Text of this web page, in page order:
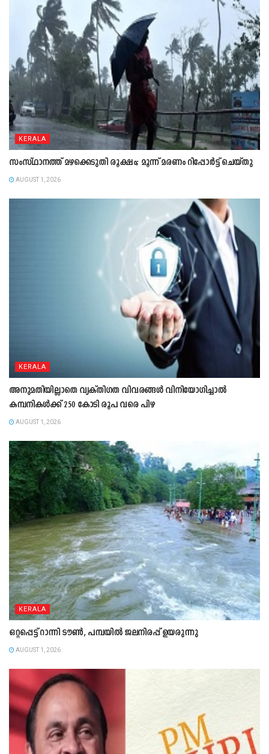
KERALA
സംസ്ഥാനത്ത് മഴക്കെടുതി രൂക്ഷം; മൂന്ന് മരണം റിപ്പോർട്ട് ചെയ്തു
AUGUST 1, 2026
KERALA
അനുമതിയില്ലാതെ വ്യക്തിഗത വിവരങ്ങൾ വിനിയോഗിച്ചാൽ
കമ്പനികൾക്ക് 250 കോടി രൂപ വരെ പിഴ
AUGUST 1, 2026
KERALA
ഒറ്റപ്പെട്ട് റാന്നി ടൗൺ, പമ്പയിൽ ജലനിരപ്പ് ഉയരുന്നു
AUGUST 1, 2026